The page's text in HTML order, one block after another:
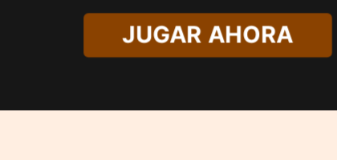
JUGAR AHORA